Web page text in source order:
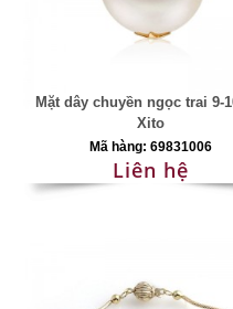
Mặt dây chuyền ngọc trai 9-
Xito
Mã hàng: 69831006
Liên hệ